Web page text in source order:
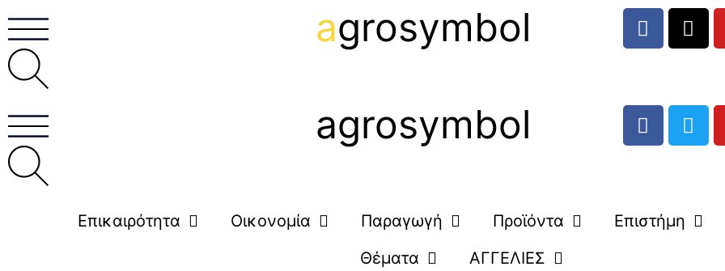
agrosymbol
agrosymbol
Επικαιρότητα Οικονομία Παραγωγή Προϊόντα
Επιστήμη
Θέματα
ΑΓΓΕΛΙΕΣ